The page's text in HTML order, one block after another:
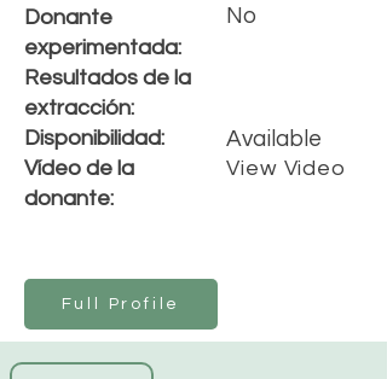
Donante
experimentada:
Resultados de la
extracción:
Disponibilidad:
Vídeo de la
donante:
No
Available
View Video
Full Profile